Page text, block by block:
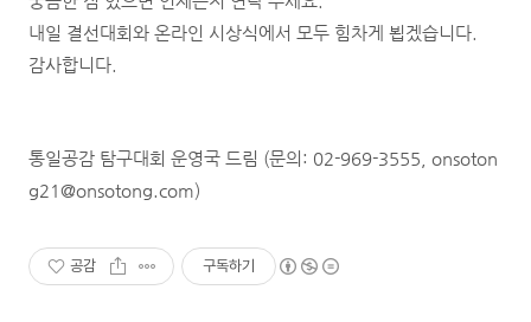
내일 결선대회와 온라인 시상식에서 모두 힘차게 뵙겠습니다.
감사합니다.
통일공감 탐구대회 운영국 드림 (문의: 02-969-3555, onsoton
g21@onsotong.com)
공감 구독하기